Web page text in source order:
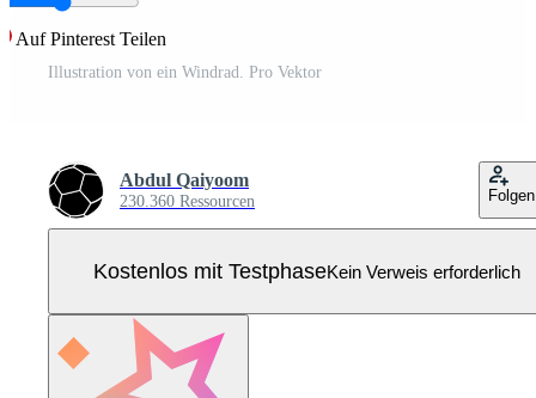
Auf Pinterest Teilen
Illustration von ein Windrad. Pro Vektor
Abdul Qaiyoom
230.360 Ressourcen Folgen
Kostenlos mit TestphaseKein Verweis erforderlich